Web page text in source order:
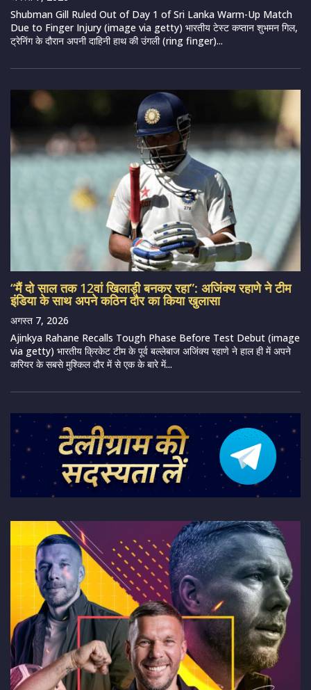
Shubman Gill Ruled Out of Day 1 of Sri Lanka Warm-Up Match
Due to Finger Injury (image via getty) भारतीय टेस्ट कप्तान शुभमन गिल,
ट्रेनिंग के दौरान अपनी दाहिनी हाथ की उंगली (ring finger)...
“मैं दो साल तक 12वां खिलाड़ी बनकर रहा”: अजिंक्य रहाणे ने टीम
इंडिया के साथ अपने कठिन दौर का किया खुलासा
अगस्त 7, 2026
Ajinkya Rahane Recalls Tough Phase Before Test Debut (image
via getty) भारतीय क्रिकेट टीम के पूर्व बल्लेबाज अजिंक्य रहाणे ने हाल ही में अपने
करियर के सबसे मुश्किल दौर में से एक के बारे में...